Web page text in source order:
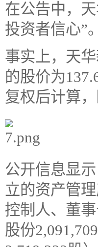
在公告中，
投资者信心”。
事实上，天
的股价为
复权后计算，
公开信息显
立的资产管
控制人、董
股份